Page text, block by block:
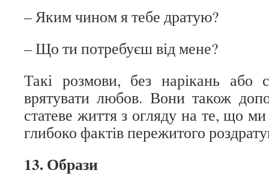
– Яким чином я тебе дратую?
– Що ти потребуєш від мене?
Такі розмови, без нарікань або
врятувати любов. Вони також
статеве життя з огляду на те, що
глибоко фактів пережитого
13. Образи